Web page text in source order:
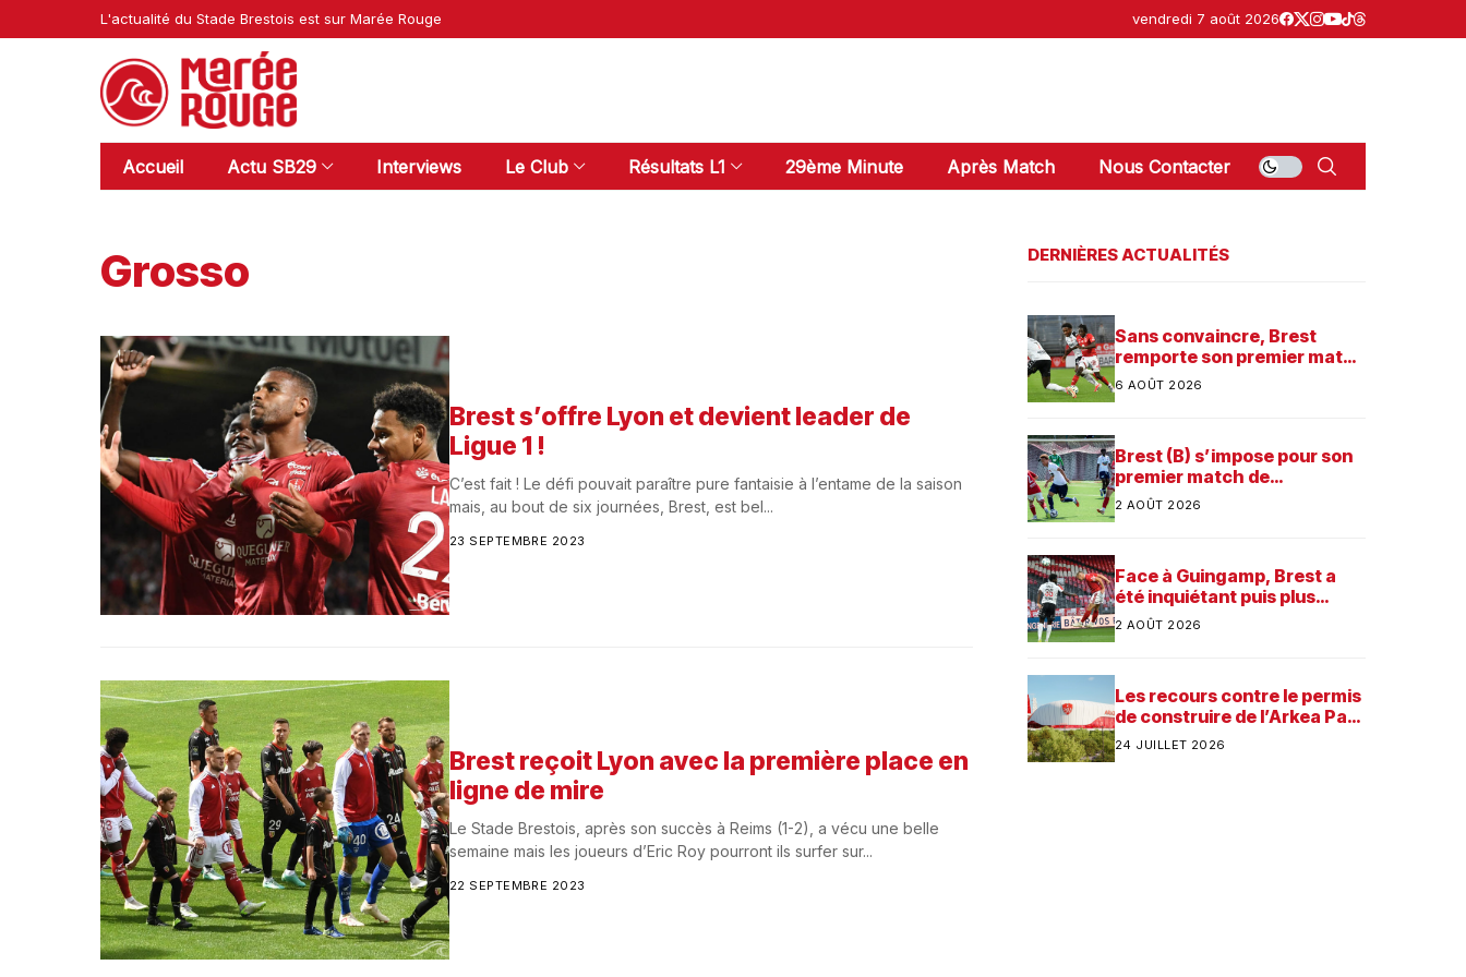
L'actualité du Stade Brestois est sur Marée Rouge vendredi 7 août 2026
Accueil Actu SB29 Interviews Le Club Résultats L1 29ème Minute Après Match Nous Contacter
Grosso
Brest s’offre Lyon et devient leader de
Ligue 1 !
C’est fait ! Le défi pouvait paraître pure fantaisie à l’entame de la saison
mais, au bout de six journées, Brest, est bel...
23 SEPTEMBRE 2023
Brest reçoit Lyon avec la première place en
ligne de mire
Le Stade Brestois, après son succès à Reims (1-2), a vécu une belle
semaine mais les joueurs d’Eric Roy pourront ils surfer sur...
22 SEPTEMBRE 2023
DERNIÈRES ACTUALITÉS
Sans convaincre, Brest
remporte son premier match
dans sa préparation contre
6 AOÛT 2026
Brest (B) s’impose pour son
premier match de
préparation
2 AOÛT 2026
Face à Guingamp, Brest a
été inquiétant puis plus
consistant
2 AOÛT 2026
Les recours contre le permis
de construire de l’Arkea Park
ont été rejetés par la justice.
24 JUILLET 2026